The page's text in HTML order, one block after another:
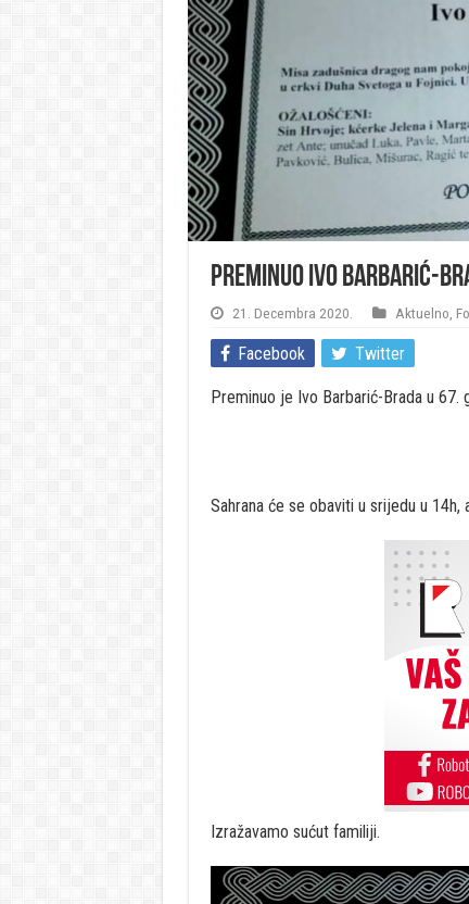
Preminuo Ivo Barbarić-
21. Decembra 2020. Aktuelno
Facebook Twitter
Preminuo je Ivo Barbarić-Brada u 67.
Sahrana će se obaviti u srijedu u 14h,
Izražavamo sućut familiji.